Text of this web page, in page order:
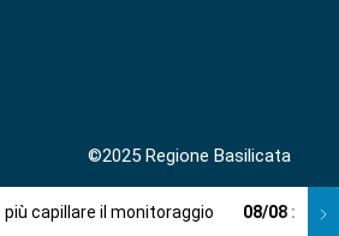
©2025 Regione Basilicata
più capillare il monitoraggio 08/08 :